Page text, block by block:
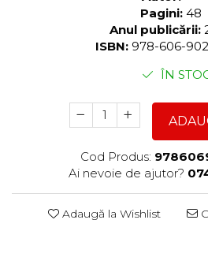
Pagini: 48
Anul publicării:
ISBN: 978-606-
ÎN
Cod Produs:
Ai nevoie de ajutor?
Adaugă la Wishlist